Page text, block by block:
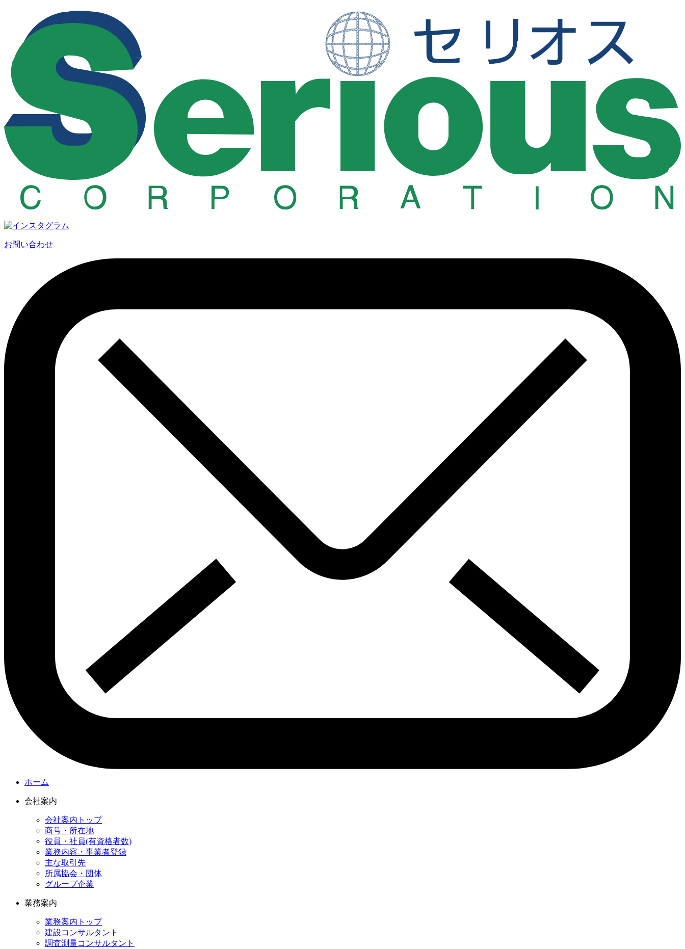
お問い合わせ
ホーム
会社案内
会社案内トップ
商号・所在地
役員・社員(有資格者数)
業務内容・事業者登録
主な取引先
所属協会・団体
グループ企業
業務案内
業務案内トップ
建設コンサルタント
調査測量コンサルタント